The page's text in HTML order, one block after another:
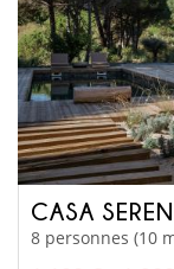
CASA
8 personnes (10